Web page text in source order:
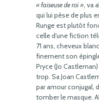
« faiseuse de roi », va
qui lui pèse de plus
Runge est plutôt
celle d’une fiction
71 ans, cheveux
finement son
Pryce (Jo
trop. Sa Joan
par amour conjugal,
tomber le masque.